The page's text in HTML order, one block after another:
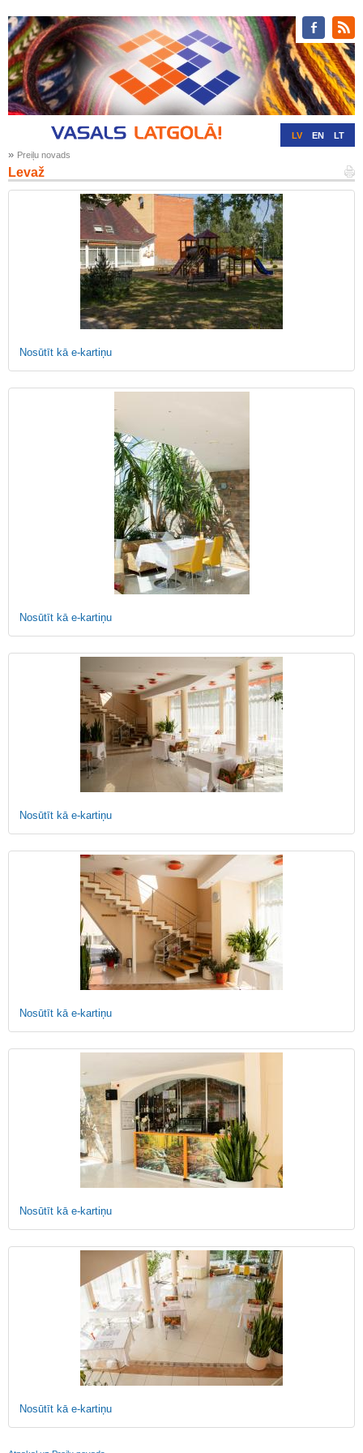
LV EN LT
» Preiļu novads
Levaž
Nosūtīt kā e-kartiņu
Nosūtīt kā e-kartiņu
Nosūtīt kā e-kartiņu
Nosūtīt kā e-kartiņu
Nosūtīt kā e-kartiņu
Nosūtīt kā e-kartiņu